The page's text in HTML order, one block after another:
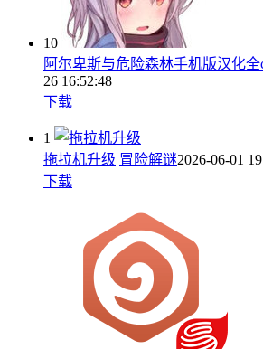
10
阿尔卑斯与危险森林手机版汉化全
26 16:52:48
下载
1
拖拉机升级 冒险解谜2026-06-01
下载